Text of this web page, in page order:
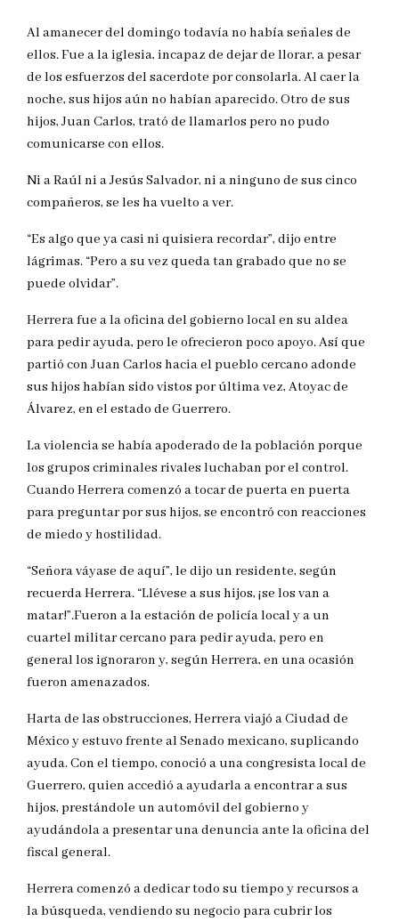
Al amanecer del domingo todavía no había señales de
ellos. Fue a la iglesia, incapaz de dejar de llorar, a pesar
de los esfuerzos del sacerdote por consolarla. Al caer la
noche, sus hijos aún no habían aparecido. Otro de sus
hijos, Juan Carlos, trató de llamarlos pero no pudo
comunicarse con ellos.
Ni a Raúl ni a Jesús Salvador, ni a ninguno de sus cinco
compañeros, se les ha vuelto a ver.
“Es algo que ya casi ni quisiera recordar”, dijo entre
lágrimas. “Pero a su vez queda tan grabado que no se
puede olvidar”.
Herrera fue a la oficina del gobierno local en su aldea
para pedir ayuda, pero le ofrecieron poco apoyo. Así que
partió con Juan Carlos hacia el pueblo cercano adonde
sus hijos habían sido vistos por última vez, Atoyac de
Álvarez, en el estado de Guerrero.
La violencia se había apoderado de la población porque
los grupos criminales rivales luchaban por el control.
Cuando Herrera comenzó a tocar de puerta en puerta
para preguntar por sus hijos, se encontró con reacciones
de miedo y hostilidad.
“Señora váyase de aquí”, le dijo un residente, según
recuerda Herrera. “Llévese a sus hijos, ¡se los van a
matar!”.Fueron a la estación de policía local y a un
cuartel militar cercano para pedir ayuda, pero en
general los ignoraron y, según Herrera, en una ocasión
fueron amenazados.
Harta de las obstrucciones, Herrera viajó a Ciudad de
México y estuvo frente al Senado mexicano, suplicando
ayuda. Con el tiempo, conoció a una congresista local de
Guerrero, quien accedió a ayudarla a encontrar a sus
hijos, prestándole un automóvil del gobierno y
ayudándola a presentar una denuncia ante la oficina del
fiscal general.
Herrera comenzó a dedicar todo su tiempo y recursos a
la búsqueda, vendiendo su negocio para cubrir los